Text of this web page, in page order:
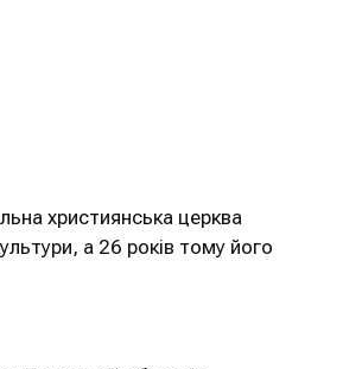
християнська церква
а 26 років тому його